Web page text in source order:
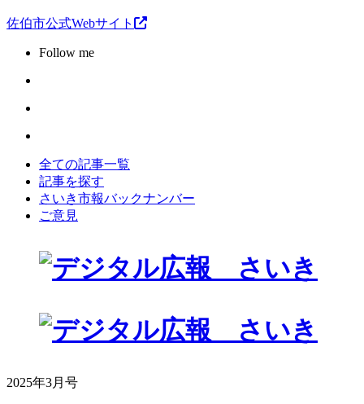
佐伯市公式Webサイト
Follow me
全ての記事一覧
記事を探す
さいき市報バックナンバー
ご意見
2025年3月号